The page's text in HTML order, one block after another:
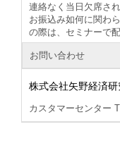
連絡なく当日欠席さ
お振込み如何に関わ
の際は、セミナーで
お問い合わせ
株式会社矢野経済研
カスタマーセンター